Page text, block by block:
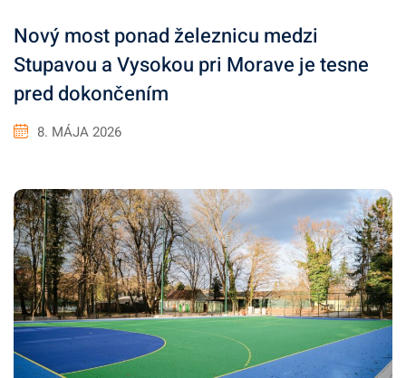
Nový most ponad železnicu medzi
Stupavou a Vysokou pri Morave je tesne
pred dokončením
8. MÁJA 2026